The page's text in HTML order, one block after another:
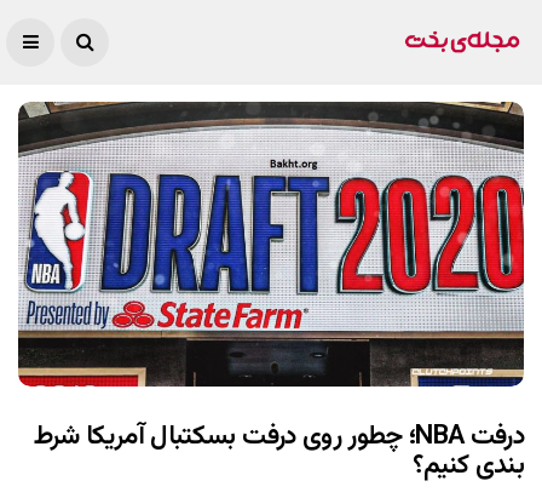
درفت NBA؛ چطور روی درفت بسکتبال آمریکا شرط
بندی کنیم؟